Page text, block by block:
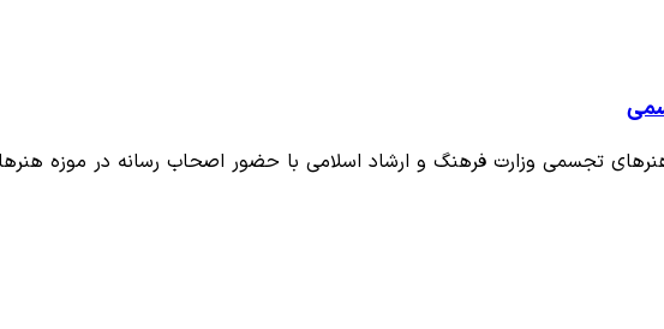
تجسمی وزارت فرهنگ و ارشاد اسلامی با حضور اصحاب رسانه در موزه